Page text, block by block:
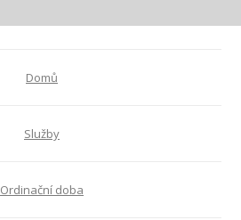
Domů
Služby
Ordinační doba